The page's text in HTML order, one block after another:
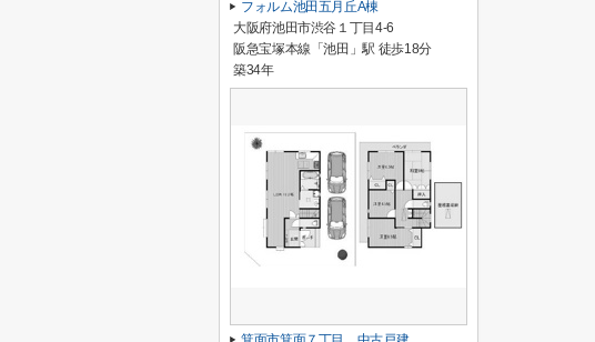
フォルム池田五月丘A棟
大阪府池田市渋谷１丁目4-6
阪急宝塚本線「池田」駅 徒歩18分
築34年